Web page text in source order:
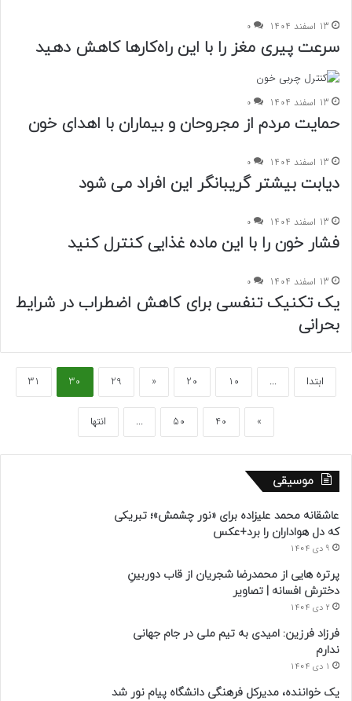
13 اسفند 1404 0
سرعت پیری مغز را با این راه‌کارها کاهش دهید
13 اسفند 1404 0
حمایت مردم از مجروحان و بیماران با اهدای خون
13 اسفند 1404 0
دیابت بیشتر گریبانگر این افراد می شود
13 اسفند 1404 0
فشار خون را با این ماده غذایی کنترل کنید
13 اسفند 1404 0
یک تکنیک تنفسی برای کاهش اضطراب در شرایط
بحرانی
ابتدا ...
10
20
«
29
30
31
»
40
50
... انتها
موسیقی
عاشقانه محمد علیزاده برای «نور چشمش»؛ تبریکی
که دل هواداران را برد+عکس
9 دی 1404
پرتره هایی از محمدرضا شجریان از قاب دوربینِ
دخترش افسانه | تصاویر
2 دی 1404
فرزاد فرزین: امیدی به تیم ملی در جام جهانی
ندارم
1 دی 1404
یک خواننده، مدیرکل فرهنگی دانشگاه پیام نور شد